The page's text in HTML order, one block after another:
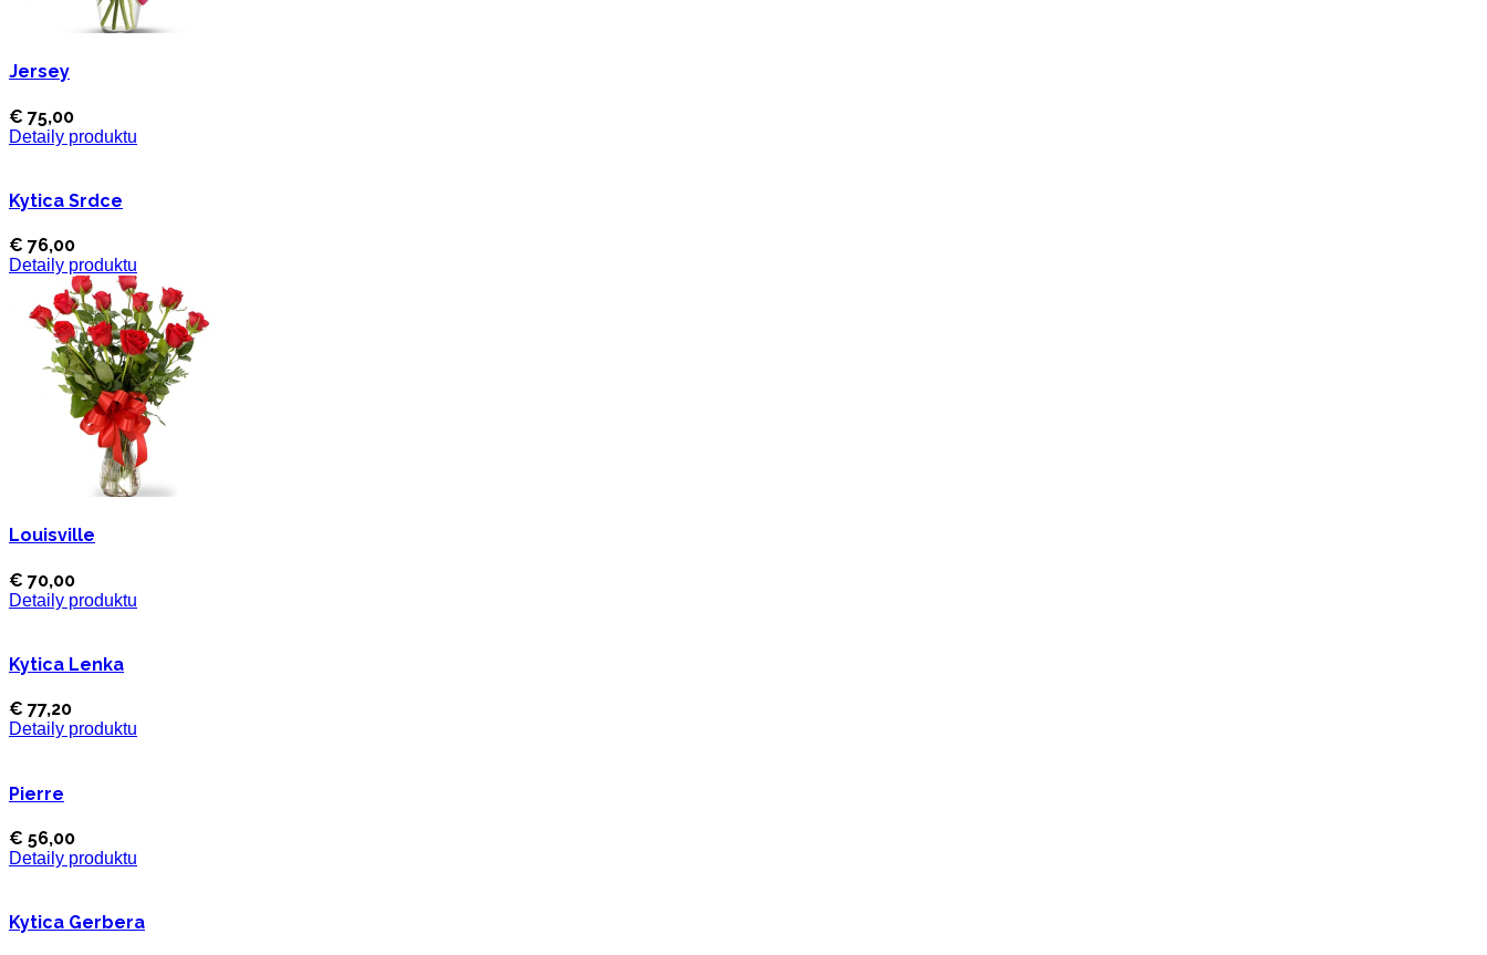
Jersey
€ 75,00
Detaily produktu
Kytica Srdce
€ 76,00
Detaily produktu
Louisville
€ 70,00
Detaily produktu
Kytica Lenka
€ 77,20
Detaily produktu
Pierre
€ 56,00
Detaily produktu
Kytica Gerbera